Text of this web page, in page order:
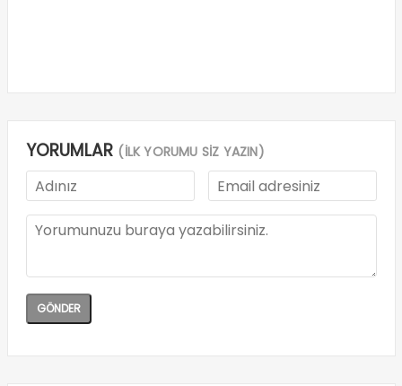
YORUMLAR (İLK YORUMU SİZ YAZIN)